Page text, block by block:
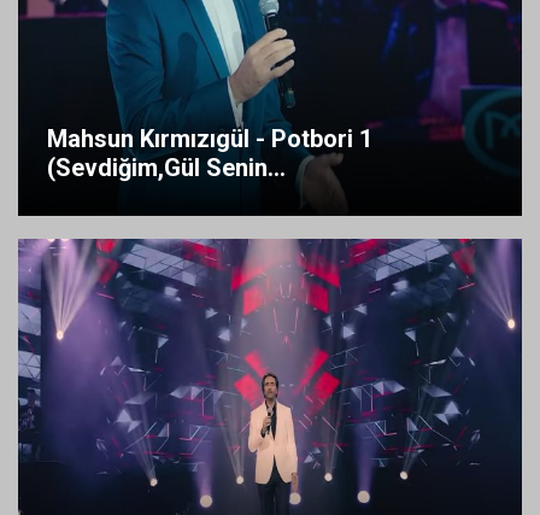
Mahsun Kırmızıgül - Potbori 1
(Sevdiğim,Gül Senin...